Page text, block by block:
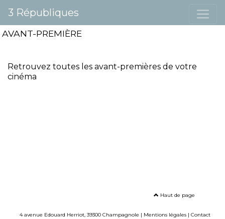
3 Républiques
AVANT-PREMIÈRE
Retrouvez toutes les avant-premières de votre
cinéma
Haut de page
4 avenue Edouard Herriot, 39300 Champagnole | Mentions légales | Contact